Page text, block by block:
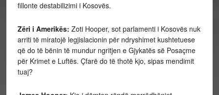
fillonte destabilizimi i Kosovës.
Zëri i Amerikës: Zoti Hooper, sot parlamenti i Kosovës nuk
arriti të miratojë legjislacionin për ndryshimet kushtetuese
që do të bënin të mundur ngritjen e Gjykatës së Posaçme
për Krimet e Luftës. Çfarë do të thotë kjo, sipas mendimit
tuaj?